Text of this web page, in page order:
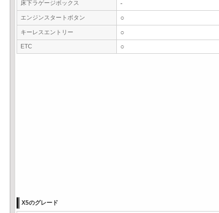
床下ラゲージボックス -
エンジンスタートボタン ○
キーレスエントリー ○
ETC ○
X5のグレード